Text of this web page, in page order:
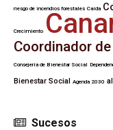
riesgo de incendios forestales Caída
Crecimiento
Coordinador
Consejería de Bienestar Social
Bienestar Social Agenda 2030
Sucesos